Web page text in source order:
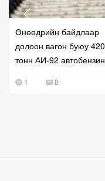
Өнөөдрийн байдлаар
долоон вагон буюу 420
тонн АИ-92 автобензин
1 0